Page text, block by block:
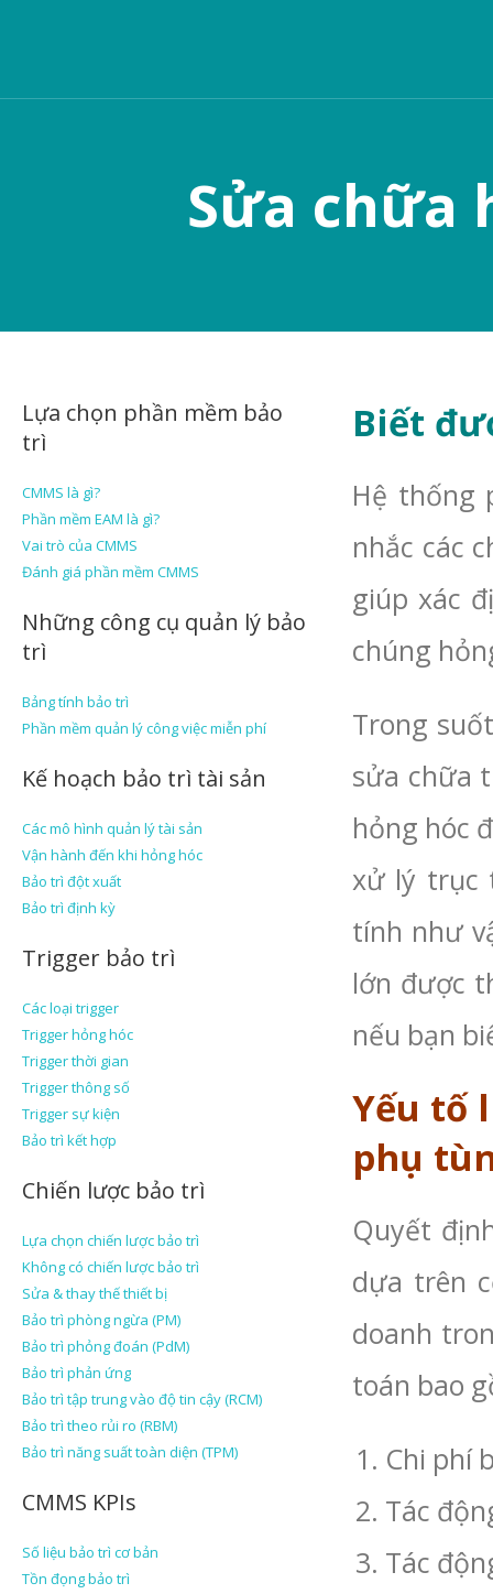
Sửa chữa
Lựa chọn phần mềm bảo
trì
CMMS là gì?
Phần mềm EAM là gì?
Vai trò của CMMS
Đánh giá phần mềm CMMS
Những công cụ quản lý bảo
trì
Bảng tính bảo trì
Phần mềm quản lý công việc miễn phí
Kế hoạch bảo trì tài sản
Các mô hình quản lý tài sản
Vận hành đến khi hỏng hóc
Bảo trì đột xuất
Bảo trì định kỳ
Trigger bảo trì
Các loại trigger
Trigger hỏng hóc
Trigger thời gian
Trigger thông số
Trigger sự kiện
Bảo trì kết hợp
Chiến lược bảo trì
Lựa chọn chiến lược bảo trì
Không có chiến lược bảo trì
Sửa & thay thế thiết bị
Bảo trì phòng ngừa (PM)
Bảo trì phỏng đoán (PdM)
Bảo trì phản ứng
Bảo trì tập trung vào độ tin cậy (RCM)
Bảo trì theo rủi ro (RBM)
Bảo trì năng suất toàn diện (TPM)
CMMS KPIs
Số liệu bảo trì cơ bản
Tồn đọng bảo trì
Biết
Hệ thống
nhắc các
giúp xác
chúng
Trong
sửa chữa
hỏng hóc
xử lý trục
tính như
lớn được
nếu bạn
Yếu tố
phụ
Quyết
dựa trên
doanh
toán bao
Chi phí
Tác
Tác